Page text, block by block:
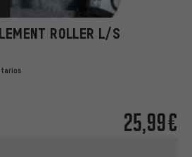
ROLLER L/S
25,99€